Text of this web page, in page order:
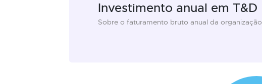
Investimento anual em T&D
Sobre o faturamento bruto anual da organização